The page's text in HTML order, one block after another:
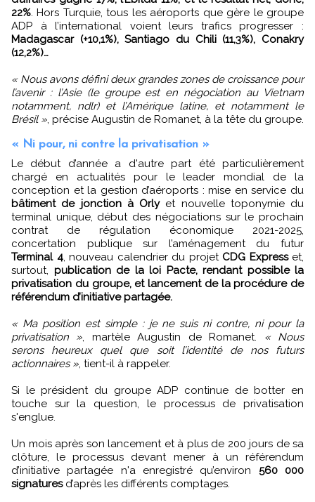
22% . Hors Turquie, tous les aéroports que gère le groupe
ADP à l’international voient leurs trafics progresser :
Madagascar (+10,1%), Santiago du Chili (11,3%), Conakry
(12,2%)…
« Nous avons défini deux grandes zones de croissance pour
l’avenir : l’Asie (le groupe est en négociation au Vietnam
notamment, ndlr) et l’Amérique latine, et notamment le
Brésil » , précise Augustin de Romanet, à la tête du groupe.
« Ni pour, ni contre la privatisation »
Le début d’année a d'autre part été particulièrement
chargé en actualités pour le leader mondial de la
conception et la gestion d’aéroports : mise en service du
bâtiment de jonction à Orlyet nouvelle toponymie du
terminal unique, début des négociations sur le prochain
contrat de régulation économique 2021-2025,
concertation publique sur l’aménagement du futur
Terminal 4, nouveau calendrier du projet CDG Expresset,
surtout, publication de la loi Pacte, rendant possible la
privatisation du groupe, et lancement de la procédure de
référendum d’initiative partagée.
« Ma position est simple : je ne suis ni contre, ni pour la
privatisation » , martèle Augustin de Romanet. « Nous
serons heureux quel que soit l’identité de nos futurs
actionnaires » , tient-il à rappeler.
Si le président du groupe ADP continue de botter en
touche sur la question, le processus de privatisation
s'englue.
Un mois après son lancement et à plus de 200 jours de sa
clôture, le processus devant mener à un référendum
d’initiative partagée n'a enregistré qu’environ 560 000
signaturesd’après les différents comptages.